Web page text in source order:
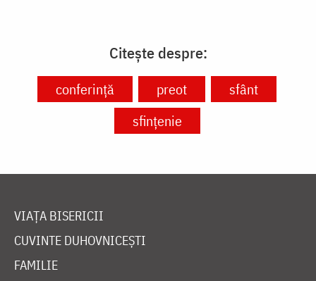
Citește despre:
conferință preot
sfânt
sfințenie
VIAȚA BISERICII
CUVINTE DUHOVNICEȘTI
FAMILIE